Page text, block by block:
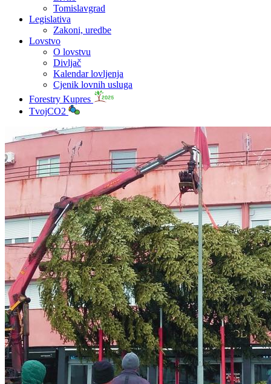
Tomislavgrad
Legislativa
Zakoni, uredbe
Lovstvo
O lovstvu
Divljač
Kalendar lovljenja
Cjenik lovnih usluga
Forestry Kupres
TvojCO2